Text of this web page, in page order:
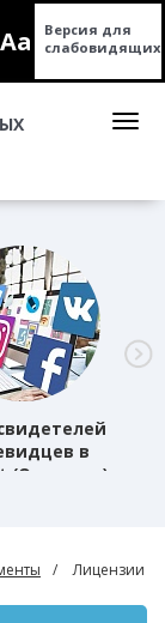
Aa
Версия для
слабовидящих
в
(Основная)
Лицензии